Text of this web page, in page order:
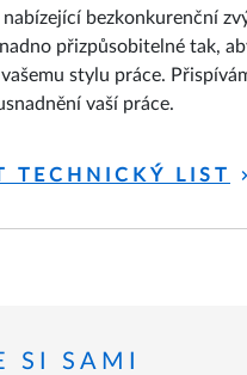
bezkonkurenční
přizpůsobitelné tak,
stylu práce.
vaší práce.
TECHNICKÝ LIST
SI SAMI